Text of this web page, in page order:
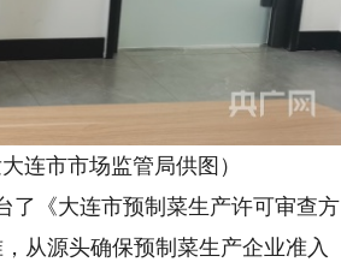
市市场监管局供图）
《大连市预制菜生产许可审查方
从源头确保预制菜生产企业准入